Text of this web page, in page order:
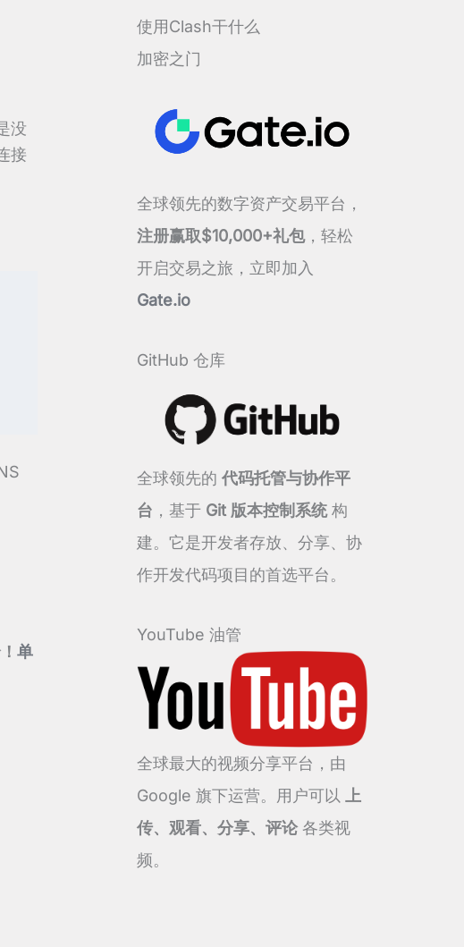
没
接
单
使用Clash干什么
加密之门
全球领先的数字资产交易平台，
注册赢取$10,000+礼包，轻松
开启交易之旅，立即加入
Gate.io
GitHub 仓库
全球领先的 代码托管与协作平
台 ，基于 Git 版本控制系统构
建。它是开发者存放、分享、协
作开发代码项目的首选平台。
YouTube 油管
全球最大的视频分享平台，由
Google 旗下运营。用户可以 上
传、观看、分享、评论各类视
频。